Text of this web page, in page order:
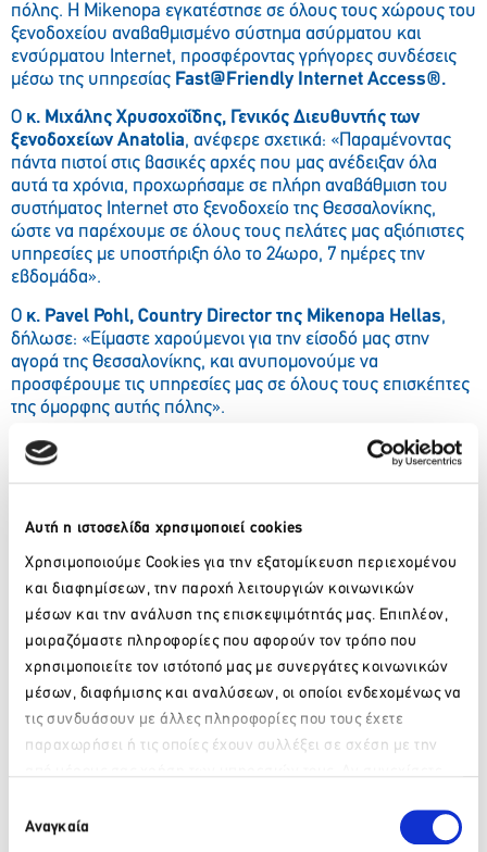
Αυτή η ιστοσελίδα χρησιμοποιεί cookies
Χρησιμοποιούμε Cookies για την εξατομίκευση περιεχομένου
και διαφημίσεων, την παροχή λειτουργιών κοινωνικών
μέσων και την ανάλυση της επισκεψιμότητάς μας. Επιπλέον,
μοιραζόμαστε πληροφορίες που αφορούν τον τρόπο που
χρησιμοποιείτε τον ιστότοπό μας με συνεργάτες κοινωνικών
μέσων, διαφήμισης και αναλύσεων, οι οποίοι ενδεχομένως να
τις συνδυάσουν με άλλες πληροφορίες που τους έχετε
παραχωρήσει ή τις οποίες έχουν συλλέξει σε σχέση με την
των Cookies μας.
συγκατάθεσης
Αναγκαία
πόλης. Η Mikenopa εγκατέστησε σε όλους τους χώρους του
ξενοδοχείου αναβαθμισμένο σύστημα ασύρματου και
ενσύρματου Internet, προσφέροντας γρήγορες συνδέσεις
μέσω της υπηρεσίας Fast@Friendly Internet Access®.
Ο κ. Μιχάλης Χρυσοχοΐδης, Γενικός Διευθυντής των
ξενοδοχείων Anatolia, ανέφερε σχετικά: «Παραμένοντας
πάντα πιστοί στις βασικές αρχές που μας ανέδειξαν όλα
αυτά τα χρόνια, προχωρήσαμε σε πλήρη αναβάθμιση του
συστήματος Internet στο ξενοδοχείο της Θεσσαλονίκης,
ώστε να παρέχουμε σε όλους τους πελάτες μας αξιόπιστες
υπηρεσίες με υποστήριξη όλο το 24ωρο, 7 ημέρες την
εβδομάδα».
Ο κ. Pavel Pohl, Country Director της Mikenopa Hellas,
δήλωσε: «Είμαστε χαρούμενοι για την είσοδό μας στην
αγορά της Θεσσαλονίκης, και ανυπομονούμε να
προσφέρουμε τις υπηρεσίες μας σε όλους τους επισκέπτες
της όμορφης αυτής πόλης».
Το ξενοδοχείο
, μέλος του ομίλου
ξενοδοχειακών επιχειρήσεων Anatolia Hotels, προσφέρει
για εξειδικευμένες υπηρεσίες προσώπου και σώματος, ενώ
βρίσκεται σε πολύ κοντινή απόσταση από το κέντρο της
πόλης.
Twitter LinkedIn
Πρόσφατα νέα